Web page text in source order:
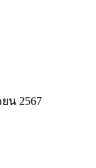
น 2567